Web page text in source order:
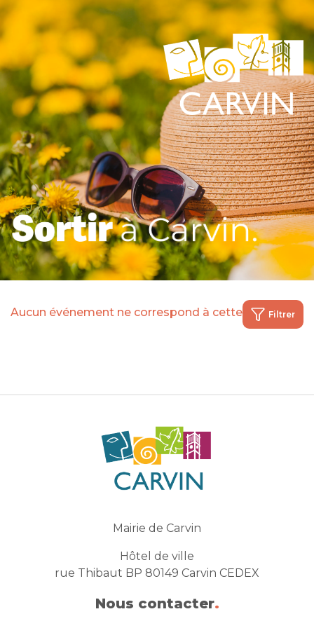
Filtrer
Aucun événement ne correspond à cette recherche
Mairie de Carvin
Hôtel de ville
rue Thibaut BP 80149 Carvin CEDEX
Nous contacter.